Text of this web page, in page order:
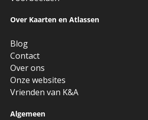
Over Kaarten en Atlassen
Blog
Contact
Over ons
Onze websites
Vrienden van K&A
Algemeen